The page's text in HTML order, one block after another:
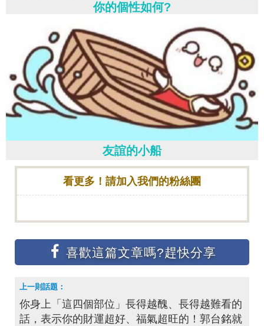
你的個性如何?
友誼的小船
看更多！請加入我們的粉絲團
你身上「這四個部位」長得越醜、長得越難看的
話，表示你的財運超好、福氣超旺的！郭台銘就